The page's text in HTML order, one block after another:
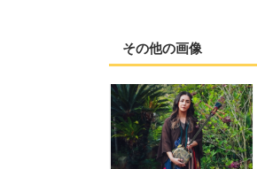
その他の画像